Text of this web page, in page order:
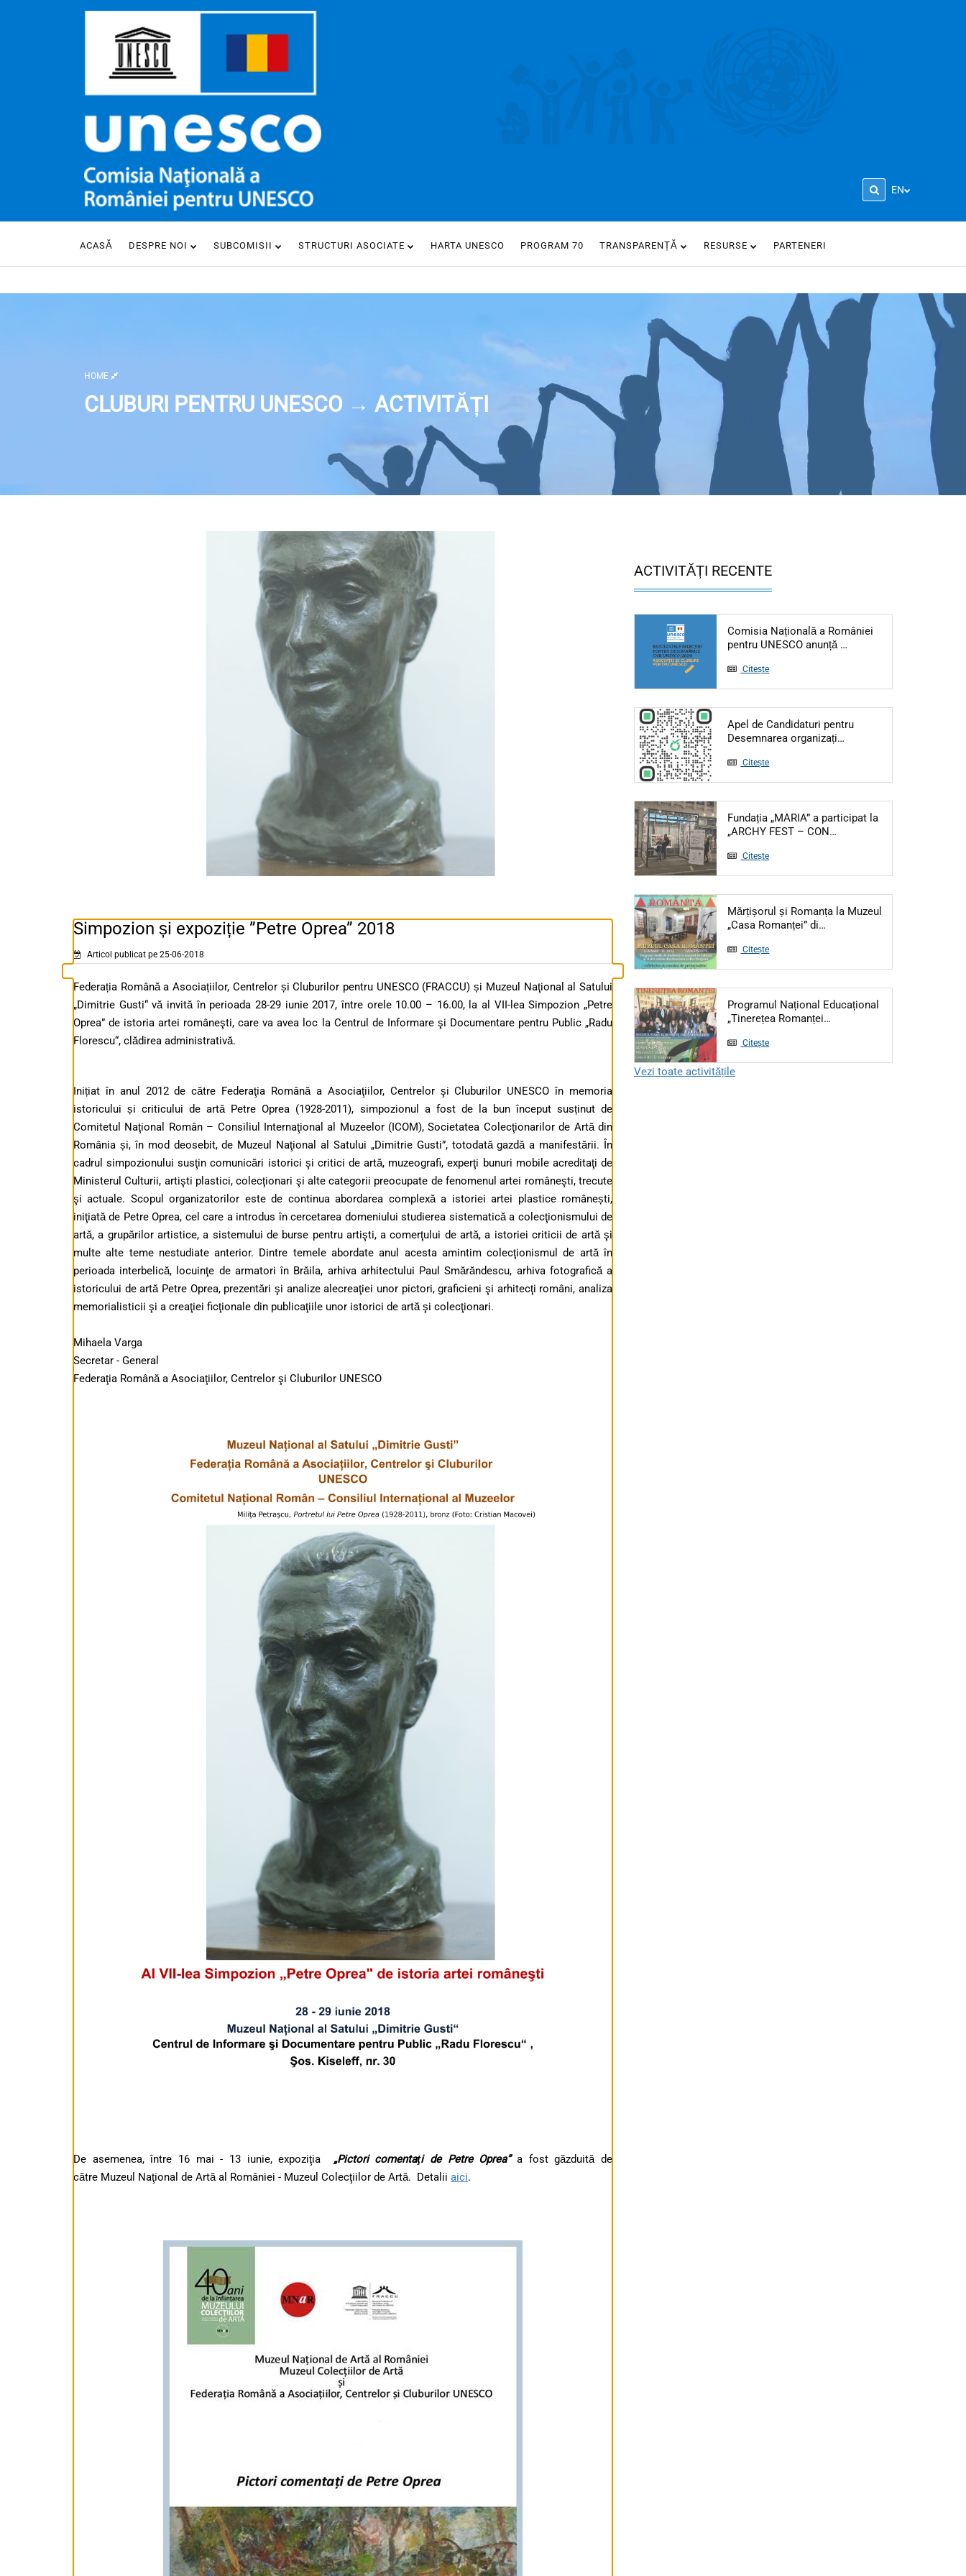
EN
ACASĂ DESPRE NOI SUBCOMISII STRUCTURI ASOCIATE HARTA UNESCO PROGRAM 70 TRANSPARENȚĂ RESURSE PARTENERI
HOME
CLUBURI PENTRU UNESCO → ACTIVITĂȚI
Simpozion și expoziție ”Petre Oprea” 2018
Articol publicat pe 25-06-2018
Federația Română a Asociațiilor, Centrelor și Cluburilor pentru UNESCO (FRACCU) și Muzeul Naţional al Satului
„Dimitrie Gusti“vă invită în perioada28-29 iunie 2017,între orele 10.00 – 16.00, la al VII-lea Simpozion „Petre
Oprea” de istoria artei româneşti,care va avea loc la Centrul de Informare şi Documentare pentru Public „Radu
Florescu“, clădirea administrativă.
Inițiat în anul 2012 de către Federaţia Română a Asociaţiilor, Centrelor şi Cluburilor UNESCO în memoria
istoricului și criticului de artă Petre Oprea (1928-2011), simpozionul
a fost de la bun început susținut de
Comitetul Naţional Român – Consiliul Internaţional al Muzeelor(ICOM), Societatea Colecţionarilor de Artă din
România și,în mod deosebit,de Muzeul Naţional al Satului „Dimitrie Gusti”, totodată gazdă a manifestării. În
cadrul simpozionului susţin comunicări istorici şi critici de artă, muzeografi,experţi bunuri mobile acreditaţi de
Ministerul Culturii, artişti plastici, colecţionari şi alte categorii preocupate defenomenul artei româneşti, trecute
şi actuale. Scopul organizatorilor este de continua abordarea complexă a istoriei artei plastice românești,
iniţiată de Petre Oprea, cel care a introdus în cercetarea domeniului studierea sistematică a colecţionismului de
artă, a grupărilor artistice, a sistemului de burse pentru artişti, a comerţului de artă, a istoriei criticii de artă şi
multe alte teme nestudiate anterior. Dintre temele abordate anul acesta amintim colecţionismul de artăîn
perioada interbelică, locuinţe de armatori în Brăila, arhiva arhitectului Paul Smărăndescu, arhiva fotografică a
istoricului de artă Petre Oprea, prezentări şi analize alecreaţiei unor pictori, graficieni şi arhitecţi români, analiza
memorialisticii şi a creaţiei ficţionale din publicaţiile unor istorici de artă şi colecţionari.
Mihaela Varga
Secretar - General
Federaţia Română a Asociaţiilor, Centrelor şi Cluburilor UNESCO
De asemenea, între 16 mai - 13 iunie, expoziţia „Pictori comentaţi de Petre Oprea”a fost găzduită de
către Muzeul Naţional de Artă al României - Muzeul Colecţiilor de Artă. Detalii aici.
ACTIVITĂȚI RECENTE
Comisia Națională a României
pentru UNESCO anunță …
Citește
Apel de Candidaturi pentru
Desemnarea organizați…
Citește
Fundația „MARIA” a participat la
„ARCHY FEST – CON…
Citește
Mărțișorul și Romanța la Muzeul
„Casa Romanței” di…
Citește
Programul Național Educațional
„Tinerețea Romanței…
Citește
Vezi toate activitățile